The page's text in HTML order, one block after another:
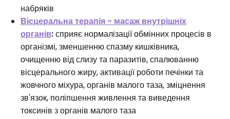
набряків
Вісцеральна терапія - масаж внутрішніх
органів:сприяє нормалізації обмінних процесів в
організмі, зменшенню спазму кишківника,
очищенню від слизу та паразитів, спалюванню
вісцерального жиру, активації роботи печінки та
жовчного міхура, органів малого таза, зміцнення
зв'язок, поліпшення живлення та виведення
токсинів з органів малого таза